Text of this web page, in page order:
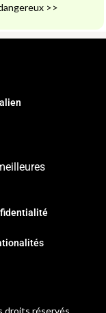
>>
droits réservés